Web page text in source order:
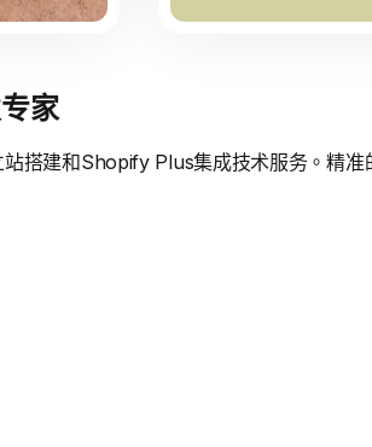
家
搭建和Shopify Plus集成技术服务。精